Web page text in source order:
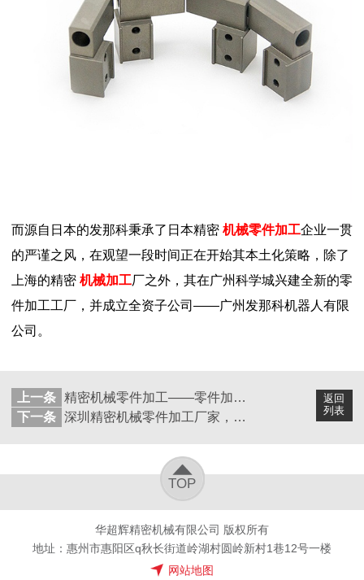
而源自日本的发那科秉承了日本精密 机械零件加工企业一贯
的严谨之风，在观望一段时间正在开始其本土化策略，除了
上海的精密 机械加工厂之外，其在广州科学城兴建全新的零
件加工工厂，并成立全资子公司——广州发那科机器人有限
公司。
返回
列表
上一条
精密机械零件加工——零件加工行程达2米
下一条
深圳精密机械零件加工厂家，拓展网络订单
TOP
华超辉精密机械有限公司 版权所有
地址：惠州市惠阳区q秋长街道岭湖村圆岭新村1巷12号一楼
网站地图